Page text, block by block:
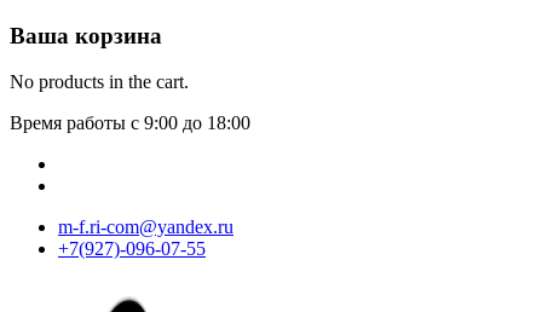
Ваша корзина
No products in the cart.
Время работы с 9:00 до 18:00
m-f.ri-com@yandex.ru
+7(927)-096-07-55